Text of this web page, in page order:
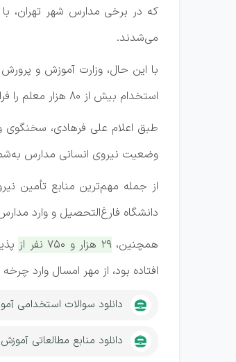
که در برخی مدارس شهر تهران،
می‌شدند.
با این حال، وزارت آموزش و
استخدام بیش از 80 هزار معلم را فراهم کرد؛ مسیری که در دولت فعلی نیز ادامه یافته است.
وضعیت نیروی انسانی مدارس
دانشگاه فارغ‌التحصیل و وارد
همچنین،
افتاده بود، از مهر امسال وارد
دانلود سوالات استخدامی
دانلود منابع مطالعاتی